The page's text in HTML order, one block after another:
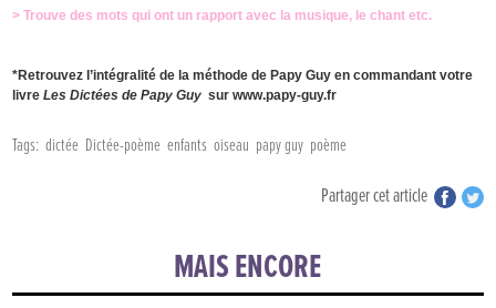
> Trouve des mots qui ont un rapport avec la musique, le chant etc.
*Retrouvez l’intégralité de la méthode de Papy Guy en commandant votre
livre Les Dictées de Papy Guy sur www.papy-guy.fr
Tags: dictée Dictée-poème enfants oiseau papy guy poème
Partager cet article
MAIS ENCORE